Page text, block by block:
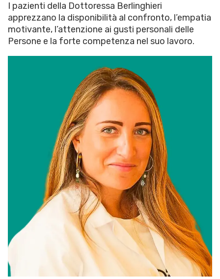
I pazienti della Dottoressa Berlinghieri
apprezzano la disponibilità al confronto, l’empatia
motivante, l’attenzione ai gusti personali delle
Persone e la forte competenza nel suo lavoro.